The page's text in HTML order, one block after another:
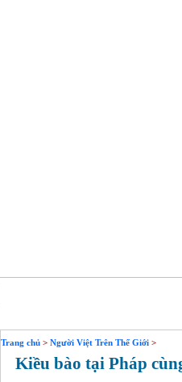
Trang chủ > Người Việt Trên Thế Giới >
Kiều bào tại Pháp